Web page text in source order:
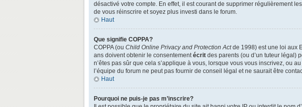
désactivé votre compte. En effet, il est courant de supprimer régulièrement
de vous réinscrire et soyez plus investi dans le forum.
Haut
Que signifie COPPA?
COPPA (ou Child Online Privacy and Protection Actde 1998) est une loi aux
ans doivent obtenir le consentementécrit des parents (ou d’un tuteur légal)
n’êtes pas sûr que cela s’applique à vous, lorsque vous vous inscrivez, ou
l’équipe du forum ne peut pas fournir de conseil légal et ne saurait être
Haut
Pourquoi ne puis-je pas m’inscrire?